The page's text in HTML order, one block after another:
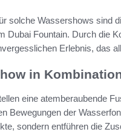
solche Wassershows sind
Dubai Fountain. Durch die
Erlebnis, das
in
eine atemberaubende
Bewegungen der
sondern entführen die